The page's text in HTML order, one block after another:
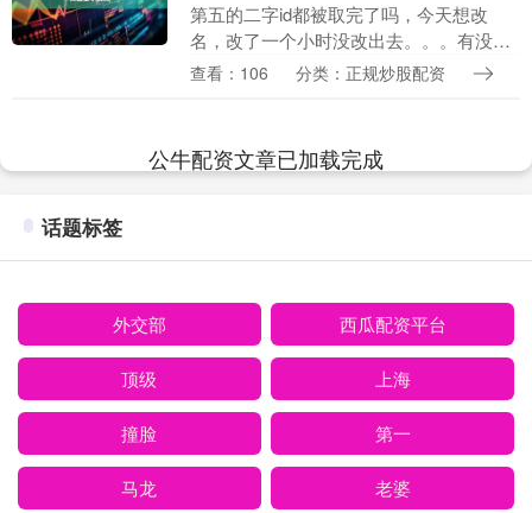
第五的二字id都被取完了吗，今天想改
名，改了一个小时没改出去。。。有没有
美丽id可取了！！！蹲蹲id分享！ 在英国
查看：106 分类：正规炒股配资
公牛配资文章已加载完成
话题标签
外交部 西瓜配资平台
顶级 上海
撞脸 第一
马龙 老婆